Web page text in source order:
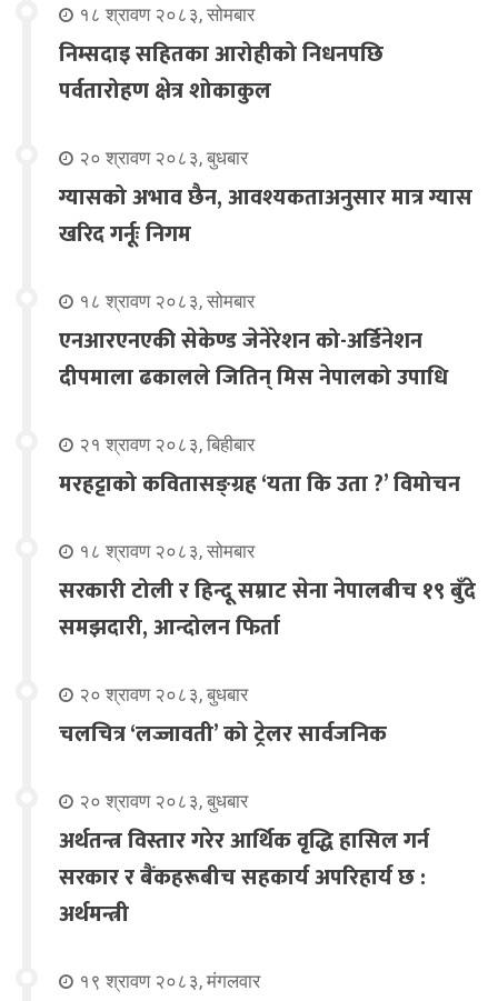
१८ श्रावण २०८३, सोमबार
निम्सदाइ सहितका आरोहीको निधनपछि
पर्वतारोहण क्षेत्र शोकाकुल
२० श्रावण २०८३, बुधबार
ग्यासको अभाव छैन, आवश्यकताअनुसार मात्र ग्यास
खरिद गर्नूः निगम
१८ श्रावण २०८३, सोमबार
एनआरएनएकी सेकेण्ड जेनेरेशन को-अर्डिनेशन
दीपमाला ढकालले जितिन् मिस नेपालको उपाधि
२१ श्रावण २०८३, बिहीबार
मरहट्टाको कवितासङ्ग्रह ‘यता कि उता ?’ विमोचन
१८ श्रावण २०८३, सोमबार
सरकारी टोली र हिन्दू सम्राट सेना नेपालबीच १९ बुँदे
समझदारी, आन्दोलन फिर्ता
२० श्रावण २०८३, बुधबार
चलचित्र ‘लज्जावती’ को ट्रेलर सार्वजनिक
२० श्रावण २०८३, बुधबार
अर्थतन्त्र विस्तार गरेर आर्थिक वृद्धि हासिल गर्न
सरकार र बैंकहरूबीच सहकार्य अपरिहार्य छ :
अर्थमन्त्री
१९ श्रावण २०८३, मंगलवार